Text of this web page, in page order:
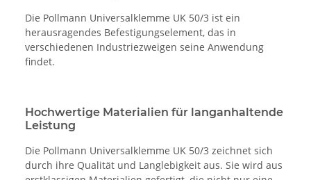
Die Pollmann Universalklemme UK 50/3 ist ein
herausragendes Befestigungselement, das in
verschiedenen Industriezweigen seine Anwendung
findet.
Hochwertige Materialien für langanhaltende
Leistung
Die Pollmann Universalklemme UK 50/3 zeichnet sich
durch ihre Qualität und Langlebigkeit aus. Sie wird aus